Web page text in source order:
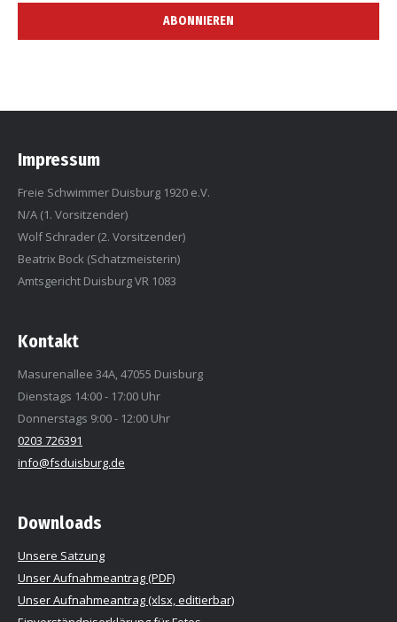
Impressum
Freie Schwimmer Duisburg 1920 e.V.
N/A (1. Vorsitzender)
Wolf Schrader (2. Vorsitzender)
Beatrix Bock (Schatzmeisterin)
Amtsgericht Duisburg VR 1083
Kontakt
Masurenallee 34A, 47055 Duisburg
Dienstags 14:00 - 17:00 Uhr
Donnerstags 9:00 - 12:00 Uhr
0203 726391
info@fsduisburg.de
Downloads
Unsere Satzung
Unser Aufnahmeantrag (PDF)
Unser Aufnahmeantrag (xlsx, editierbar)